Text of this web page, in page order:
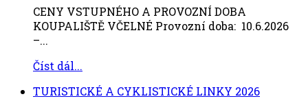
CENY VSTUPNÉHO A PROVOZNÍ DOBA
KOUPALIŠTĚ VČELNÉ Provozní doba: 10.6.2026
–...
Číst dál...
TURISTICKÉ A CYKLISTICKÉ LINKY 2026